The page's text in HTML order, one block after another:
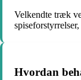
Velkendte træk
Hvordan